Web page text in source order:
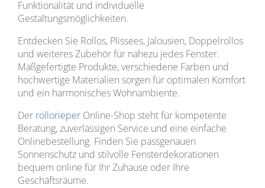
Funktionalität und individuelle
Gestaltungsmöglichkeiten.
Entdecken Sie Rollos, Plissees, Jalousien, Doppelrollos
und weiteres Zubehör für nahezu jedes Fenster.
Maßgefertigte Produkte, verschiedene Farben und
hochwertige Materialien sorgen für optimalen Komfort
und ein harmonisches Wohnambiente.
Der rollorieper Online-Shop steht für kompetente
Beratung, zuverlässigen Service und eine einfache
Onlinebestellung. Finden Sie passgenauen
Sonnenschutz und stilvolle Fensterdekorationen
bequem online für Ihr Zuhause oder Ihre
Geschäftsräume.